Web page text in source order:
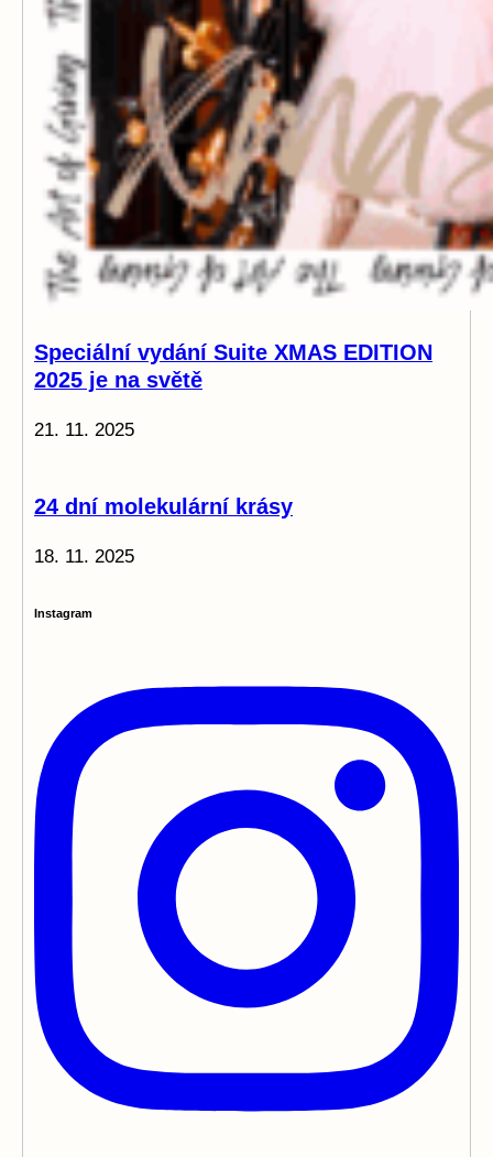
Speciální vydání Suite XMAS EDITION
2025 je na světě
21. 11. 2025
24 dní molekulární krásy
18. 11. 2025
Instagram